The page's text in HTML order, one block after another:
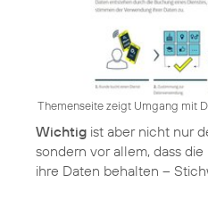
Themenseite zeigt Umgang mit
Wichtig ist aber nicht nur
sondern vor allem, dass
ihre Daten behalten –